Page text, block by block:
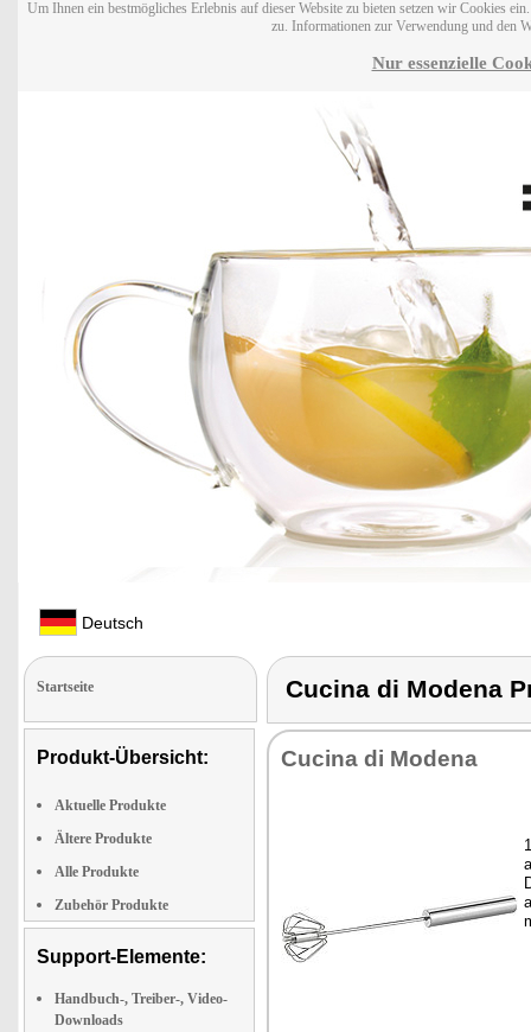
Um Ihnen ein bestmögliches Erlebnis auf dieser Website zu bieten setzen wir Cookies
zu. Informationen zur Verwendung und den
Nur essenzielle
Deutsch
Startseite
Produkt-Übersicht:
Aktuelle Produkte
Ältere Produkte
Alle Produkte
Zubehör Produkte
Support-Elemente:
Handbuch-, Treiber-, Video-
Downloads
Cucina di Modena
Cu­ci­na di Mo­de­na